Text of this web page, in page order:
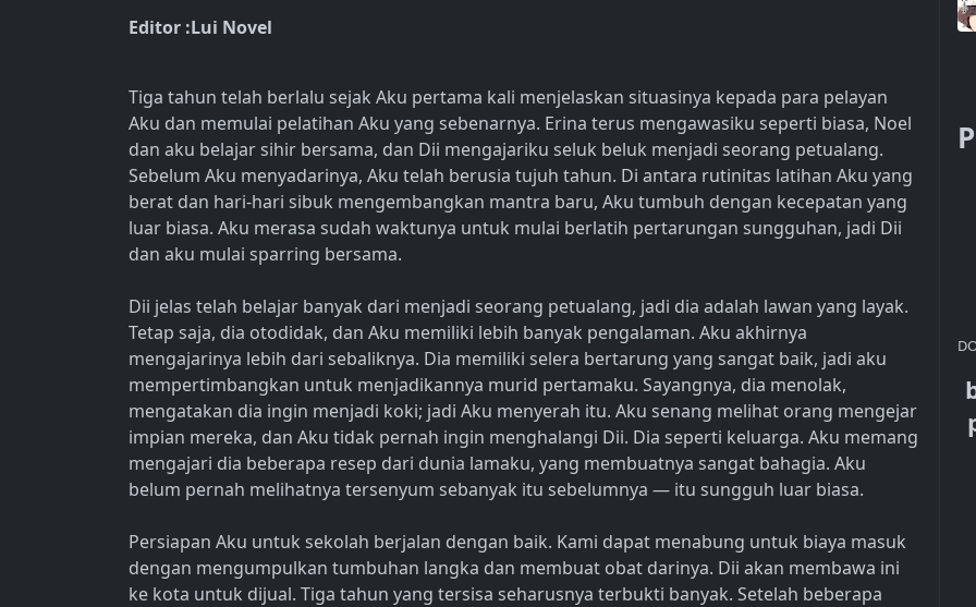
Editor :Lui Novel
Tiga tahun telah berlalu sejak Aku pertama kali menjelaskan situasinya kepada para pelayan
Aku dan memulai pelatihan Aku yang sebenarnya. Erina terus mengawasiku seperti biasa, Noel
dan aku belajar sihir bersama, dan Dii mengajariku seluk beluk menjadi seorang petualang.
Sebelum Aku menyadarinya, Aku telah berusia tujuh tahun. Di antara rutinitas latihan Aku yang
berat dan hari-hari sibuk mengembangkan mantra baru, Aku tumbuh dengan kecepatan yang
luar biasa. Aku merasa sudah waktunya untuk mulai berlatih pertarungan sungguhan, jadi Dii
dan aku mulai sparring bersama.
Dii jelas telah belajar banyak dari menjadi seorang petualang, jadi dia adalah lawan yang layak.
Tetap saja, dia otodidak, dan Aku memiliki lebih banyak pengalaman. Aku akhirnya
mengajarinya lebih dari sebaliknya. Dia memiliki selera bertarung yang sangat baik, jadi aku
mempertimbangkan untuk menjadikannya murid pertamaku. Sayangnya, dia menolak,
mengatakan dia ingin menjadi koki; jadi Aku menyerah itu. Aku senang melihat orang mengejar
impian mereka, dan Aku tidak pernah ingin menghalangi Dii. Dia seperti keluarga. Aku memang
mengajari dia beberapa resep dari dunia lamaku, yang membuatnya sangat bahagia. Aku
belum pernah melihatnya tersenyum sebanyak itu sebelumnya — itu sungguh luar biasa.
Persiapan Aku untuk sekolah berjalan dengan baik. Kami dapat menabung untuk biaya masuk
dengan mengumpulkan tumbuhan langka dan membuat obat darinya. Dii akan membawa ini
ke kota untuk dijual. Tiga tahun yang tersisa seharusnya terbukti banyak. Setelah beberapa